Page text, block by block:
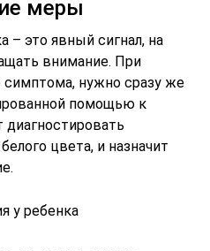
меры
– это явный сигнал, на
внимание. При
симптома, нужно сразу же
помощью к
цвета, и назначит
у ребенка